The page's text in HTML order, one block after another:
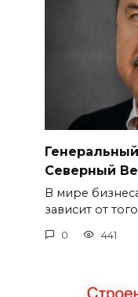
Северный
В мире
зависит от того
0 441